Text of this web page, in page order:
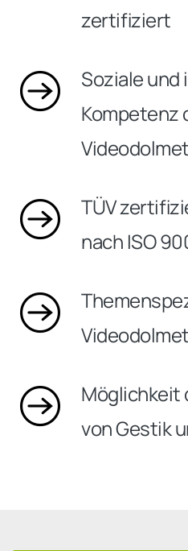
zertifiziert
Soziale
Kompetenz
TÜV
nach ISO
Möglichkeit
von Gestik